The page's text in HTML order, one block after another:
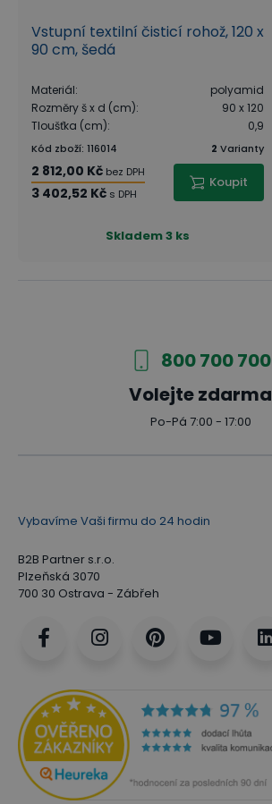
Vstupní textilní čisticí rohož, 120 x
90 cm, šedá
Materiál:
polyamid
Rozměry š x d (cm):
90 x 120
Tloušťka (cm): 0,9
Kód zboží: 116014 2 Varianty
2 812,00 Kč bez DPH
3 402,52 Kč s DPH
Koupit
Skladem3 ks
800 700 700
Volejte zdarma
Po-Pá 7:00 - 17:00
Vybavíme Vaši firmu do 24 hodin
B2B Partner s.r.o.
Plzeňská 3070
700 30 Ostrava - Zábřeh